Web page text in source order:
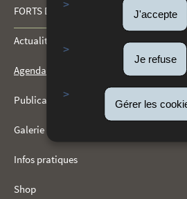
J'accepte
Je refuse
Gérer les
FORTS DU KIRCHBERG
Actualités
Agenda
Publications
Galerie multimédia
Infos pratiques
Shop